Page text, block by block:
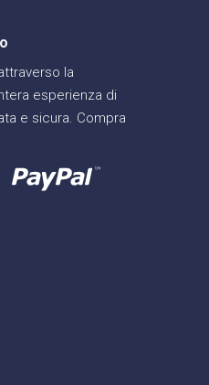
la
esperienza di
e sicura. Compra